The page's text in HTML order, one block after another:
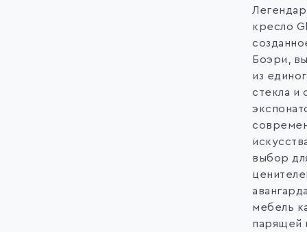
кресло
Боэри,
из
стекла и
выбор
мебель
парящей